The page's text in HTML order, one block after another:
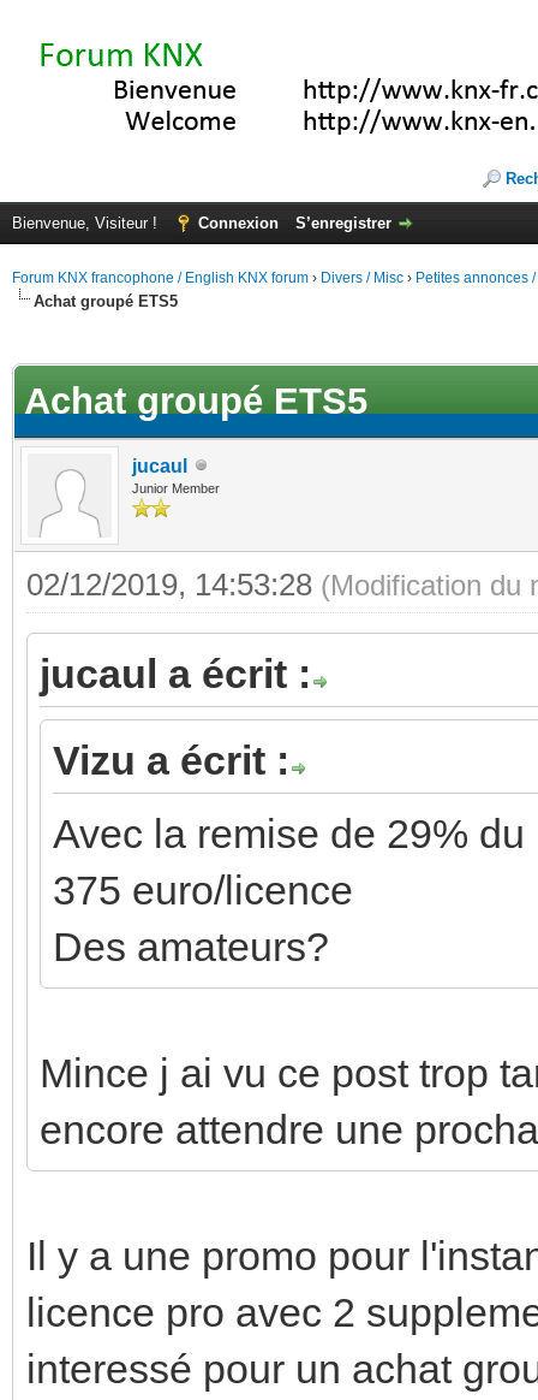
Bienvenue, Visiteur ! Connexion S’enregistrer
Forum KNX francophone / English KNX forum › Divers / Misc › Petites annonces
Achat groupé ETS5
Achat groupé ETS5
jucaul
Junior Member
02/12/2019, 14:53:28 (Modification du
jucaul a écrit :
Vizu a écrit :
Avec la remise de 29%
375 euro/licence
Des amateurs?
Mince j ai vu ce post trop
encore attendre une
Il y a une promo pour
licence pro avec 2
interessé pour un achat